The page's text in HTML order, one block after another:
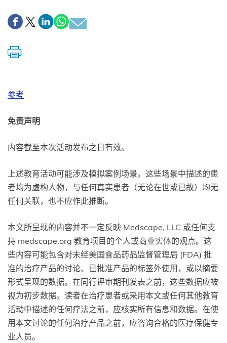
参考
免责声明
内容截至本次活动发布之日有效。
上述教育活动可能涉及模拟案例场景。这些场景中描述的患
者均为虚构人物，与任何真实患者（无论在世或已故）均无
任何关联，也不应作此推断。
本文所呈现的内容并不一定反映 Medscape, LLC 或任何支
持 medscape.org 教育项目的个人或商业实体的观点。这
些内容可能包含对未经美国食品药品监督管理局 (FDA) 批
准的治疗产品的讨论、已批准产品的标签外使用，或以摘要
形式呈现的数据。在同行评审期刊发表之前，这些数据应被
视为初步数据。读者在治疗患者或采用本文或任何其他教育
活动中描述的任何疗法之前，应核实所有信息和数据。在使
用本文讨论的任何治疗产品之前，应咨询合格的医疗保健专
业人员。